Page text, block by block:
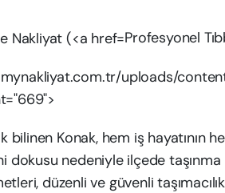
Profesyonel
uploads/
bilinen Konak, hem iş hayatının
dokusu nedeniyle ilçede
düzenli ve güvenli